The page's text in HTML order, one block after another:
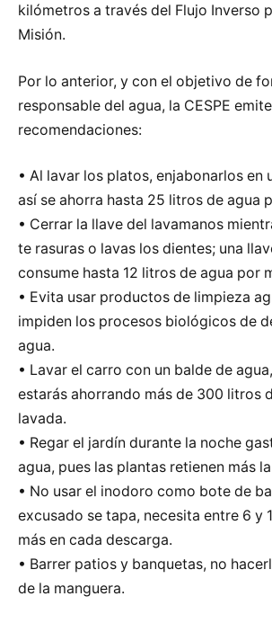
kilómetros a través del Flujo Inverso
Misión.
Por lo anterior, y con el objetivo de
responsable del agua, la CESPE
recomendaciones:
• Al lavar los platos, enjabonarlos en
así se ahorra hasta 25 litros de agua
• Cerrar la llave del lavamanos
te rasuras o lavas los dientes; una
consume hasta 12 litros de agua por
• Evita usar productos de limpieza
impiden los procesos biológicos de
agua.
• Lavar el carro con un balde de
estarás ahorrando más de 300 litros
lavada.
• Regar el jardín durante la noche
agua, pues las plantas retienen más
• No usar el inodoro como bote de
excusado se tapa, necesita entre 6 y
más en cada descarga.
• Barrer patios y banquetas, no
de la manguera.